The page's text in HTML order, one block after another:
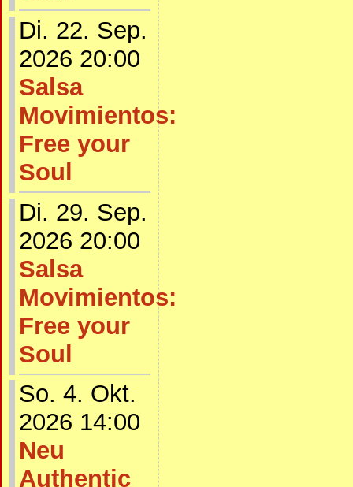
Di. 22. Sep.
2026 20:00
Salsa
Movimientos:
Free your
Soul
Di. 29. Sep.
2026 20:00
Salsa
Movimientos:
Free your
Soul
So. 4. Okt.
2026 14:00
Neu
Authentic